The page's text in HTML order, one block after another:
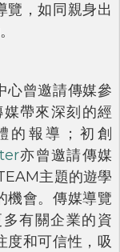
覽，如同親身出
心曾邀請傳媒參
媒帶來深刻的經
的報導；初創
亦曾邀請傳媒
主題的遊學
機會。傳媒導覽
有關企業的資
度和可信性，吸